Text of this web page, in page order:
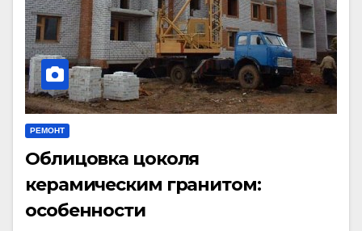
РЕМОНТ
Облицовка цоколя
керамическим гранитом:
особенности